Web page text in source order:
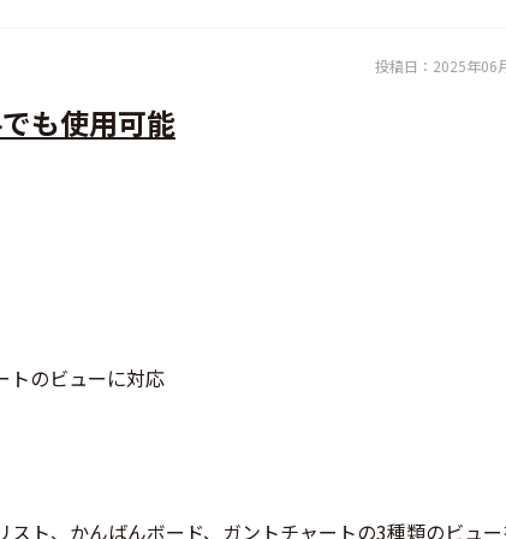
投稿日： 2025年06
も使用可能
トのビューに対応
ト、かんばんボード、ガントチャートの3種類のビュ